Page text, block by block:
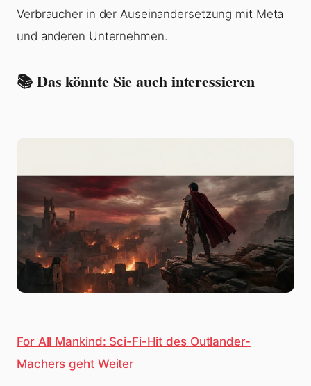
Verbraucher in der Auseinandersetzung mit Meta
und anderen Unternehmen.
📚 Das könnte Sie auch interessieren
For All Mankind: Sci-Fi-Hit des Outlander-
Machers geht Weiter